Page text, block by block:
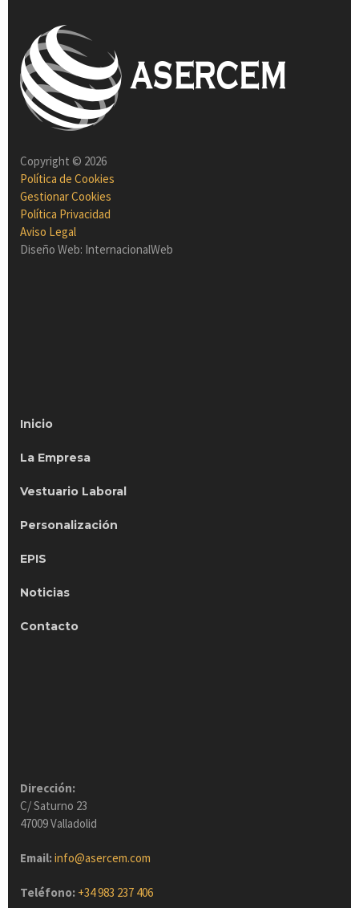
Copyright © 2026
Política de Cookies
Gestionar Cookies
Política Privacidad
Aviso Legal
Diseño Web: InternacionalWeb
Inicio
La Empresa
Vestuario Laboral
Personalización
EPIS
Noticias
Contacto
Dirección:
C/ Saturno 23
47009 Valladolid
Email:info@asercem.com
Teléfono: +34 983 237 406